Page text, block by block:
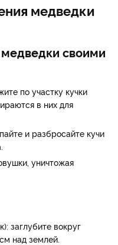
медведки
своими
по участку кучки
в них для
и разбросайте кучи
уничтожая
заглубите вокруг
над землей.